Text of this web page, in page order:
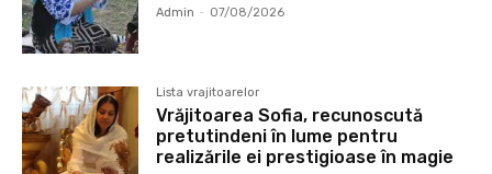
Admin - 07/08/2026
Lista vrajitoarelor
Vrăjitoarea Sofia, recunoscută
pretutindeni în lume pentru
realizările ei prestigioase în magie